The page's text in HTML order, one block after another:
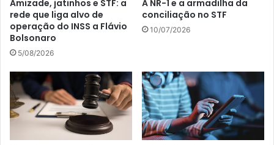
Amizade, jatinhos e STF: a
rede que liga alvo de
operação do INSS a Flávio
Bolsonaro
5/08/2026
A NR-1 e a armadilha da
conciliação no STF
10/07/2026